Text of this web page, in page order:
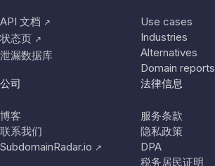
API 文档 ↗
状态页 ↗
泄漏数据库
Use cases
Industries
Alternatives
Domain reports
公司
博客
联系我们
SubdomainRadar.io ↗
法律信息
服务条款
隐私政策
DPA
税务居民证明